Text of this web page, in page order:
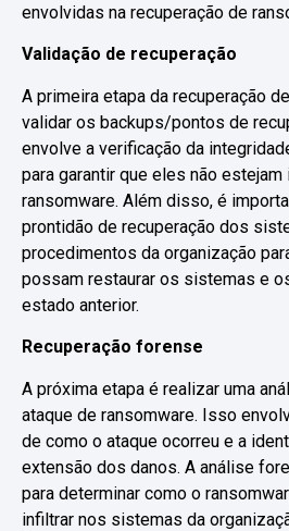
envolvidas na recuperação de
Validação de recuperação
A primeira etapa da recuperação
validar os backups/pontos de
envolve a verificação da
para garantir que eles não
ransomware. Além disso, é
prontidão de recuperação dos
procedimentos da organização
possam restaurar os sistemas e
estado anterior.
Recuperação forense
A próxima etapa é realizar uma
ataque de ransomware. Isso
de como o ataque ocorreu e a
extensão dos danos. A análise
para determinar como o
infiltrar nos sistemas da